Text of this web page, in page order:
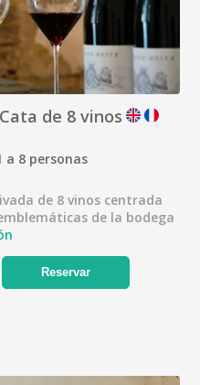
de 8 vinos
a 8 personas
de 8 vinos centrada
de la bodega
Reservar